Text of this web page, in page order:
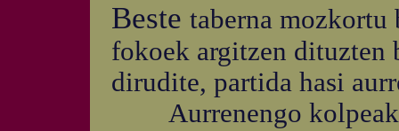
Beste taberna mozkortu
fokoek argitzen dituzten
dirudite, partida hasi
Aurrenengo kolpeak